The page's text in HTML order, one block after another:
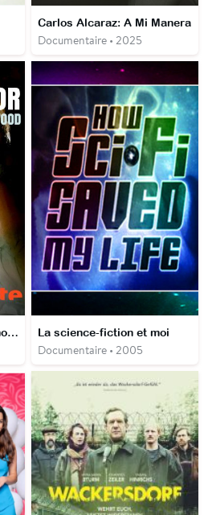
Carlos Alcaraz: A Mi Manera
Documentaire • 2025
Zsa Zsa Gabor, star glamour de Hollywood La science-fiction et moi
Documentaire • 2005